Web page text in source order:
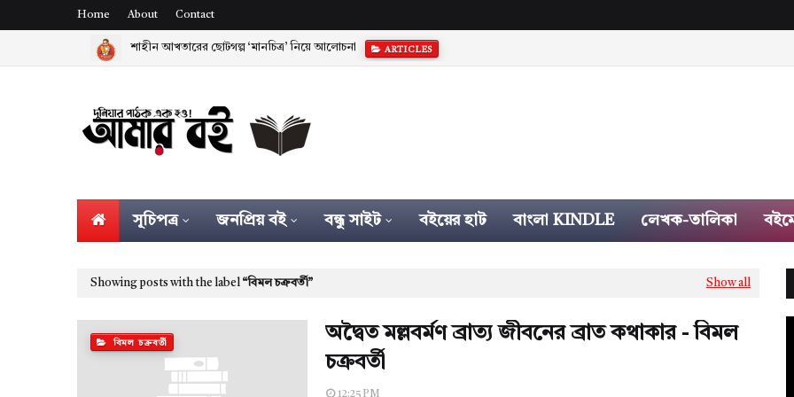
Home About Contact
নির্বাচিত প্রবন্ধ - হুমায়ুন আজাদ ARTICLES
সূচিপত্র জনপ্রিয় বই বন্ধু সাইট বইয়ের হাট বাংলা KINDLE লেখক-তালিকা
Showing posts with the label বিমল চক্রবর্তী Show all
বিমল চক্রবর্তী
অদ্বৈত মল্লবর্মণ ব্রাত্য জীবনের ব্রাত কথাকার - বিমল
চক্রবর্তী
12:25 PM